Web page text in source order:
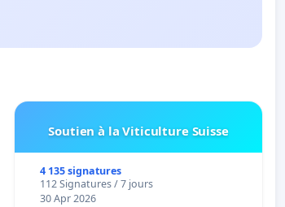
Soutien à la Viticulture Suisse
4 135 signatures
112 Signatures / 7 jours
30 Apr 2026